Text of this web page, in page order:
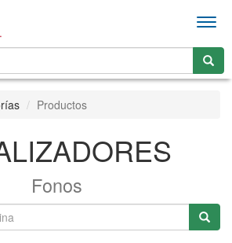
Productos
Fonos